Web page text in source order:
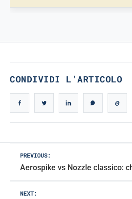
CONDIVIDI L'ARTICOLO
Post
navigation
PREVIOUS:
Aerospike vs Nozzle classico:
NEXT: